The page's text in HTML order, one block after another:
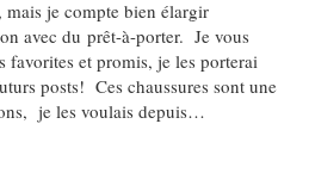
mais je compte bien élargir
avec du prêt-à-porter. Je vous
favorites et promis, je les porterai
posts! Ces chaussures sont une
je les voulais depuis…